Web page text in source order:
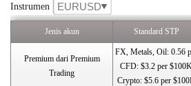
Instrumen EURUSD
Jenis akun Standard STP
Premium dari Premium
Trading
FX, Metals, Oil: 0.56
CFD: $3.2 per
Crypto: $5.6 per